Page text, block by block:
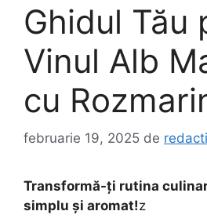
Ghidul Tău
Vinul Alb
cu
februarie 19, 2025 de
Transformă-ți rutina
simplu și aromat!z